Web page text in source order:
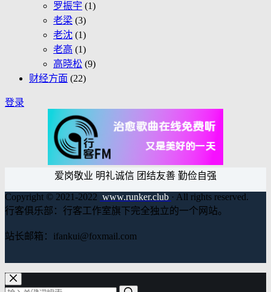
罗振宇 (1)
老梁 (3)
老沈 (1)
老高 (1)
高晓松 (9)
财经方面 (22)
登录
爱岗敬业 明礼诚信 团结友善 勤俭自强
Copyright © 2021-2022 www.runker.club · All rights reserved.
行客俱乐部：行客工作室旗下完全独立的一个网站。
站长邮箱：ifankui@foxmail.com